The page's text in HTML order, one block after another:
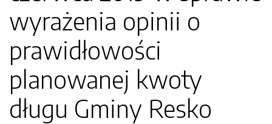
wyrażenia opinii o
prawidłowości
planowanej kwoty
długu Gminy Resko